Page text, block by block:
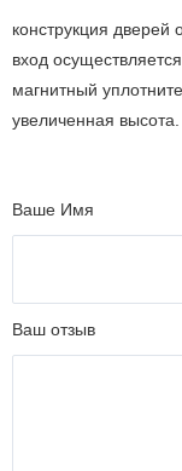
конструкция
вход
магнитный
увеличенная высота.
Ваше Имя
Ваш отзыв